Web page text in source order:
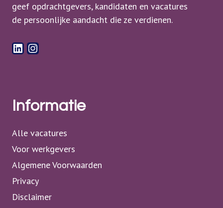
geef opdrachtgevers, kandidaten en vacatures
de persoonlijke aandacht die ze verdienen.
LinkedIn
Instagram
Informatie
Alle vacatures
Voor werkgevers
Algemene Voorwaarden
Privacy
Disclaimer